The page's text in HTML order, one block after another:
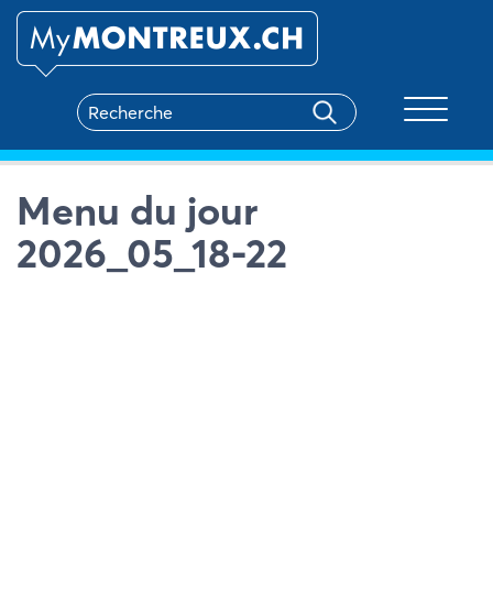
Menu du jour
2026_05_18-22